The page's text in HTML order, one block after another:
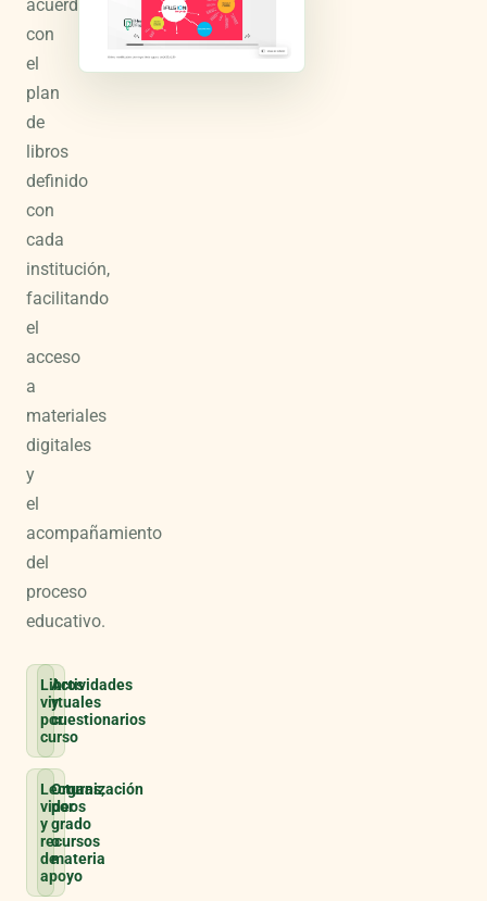
acuerdo
con
el
plan
de
libros
definido
con
cada
institución,
facilitando
el
acceso
a
materiales
digitales
y
el
acompañamiento
del
proceso
educativo.
Libros
virtuales
por
curso
Actividades
y
cuestionarios
Lecturas,
videos
y
recursos
de
apoyo
Organización
por
grado
o
materia